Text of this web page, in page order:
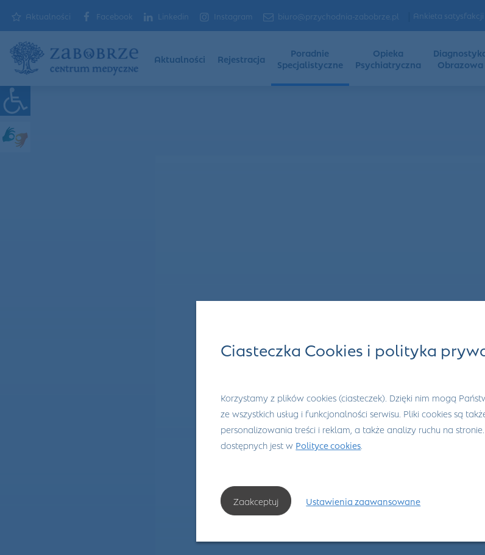
Aktualności Facebook Linkedin Instagram biuro@przychodnia-zabobrze.pl Ankieta satysfakcji
Aktualności Rejestracja
Poradnie
Specjalistyczne
Opieka
Psychiatryczna
Obrazowa
Ciasteczka Cookies i polityka
Korzystamy z plików cookies (ciasteczek). Dzięki nim mogą
ze wszystkich usług i funkcjonalności serwisu. Pliki cookies są
personalizowania treści i reklam, a także analizy ruchu na
dostępnych jest w Polityce cookies
Zaakceptuj Ustawienia zaawansowane